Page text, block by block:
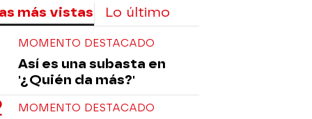
más vistas Lo último
MOMENTO DESTACADO
Así es una subasta en
'¿Quién da más?'
MOMENTO DESTACADO